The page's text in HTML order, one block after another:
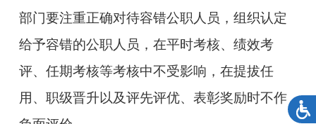
部门要注重正确对待容错公职人员，组织认定
给予容错的公职人员，在平时考核、绩效考
评、任期考核等考核中不受影响，在提拔任
用、职级晋升以及评先评优、表彰奖励时不作